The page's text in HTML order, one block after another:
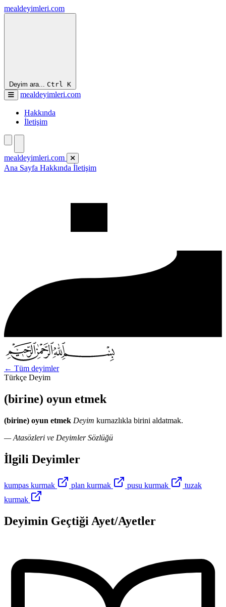
mealdeyimleri.com
Deyim ara... Ctrl K
mealdeyimleri.com
Hakkında
İletişim
mealdeyimleri.com
Ana Sayfa Hakkında İletişim
← Tüm deyimler
Türkçe Deyim
(birine) oyun etmek
(birine) oyun etmek Deyim kurnazlıkla birini aldatmak.
— Atasözleri ve Deyimler Sözlüğü
İlgili Deyimler
kumpas kurmak plan kurmak pusu kurmak
tuzak
kurmak
Deyimin Geçtiği Ayet/Ayetler